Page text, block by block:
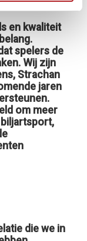
en kwaliteit
spelers de
Wij zijn
Strachan
jaren
om meer
die we in